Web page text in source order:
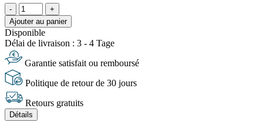
-
+
Ajouter au panier
Disponible
Délai de livraison : 3 - 4 Tage
Garantie satisfait ou remboursé
Politique de retour de 30 jours
Retours gratuits
Détails